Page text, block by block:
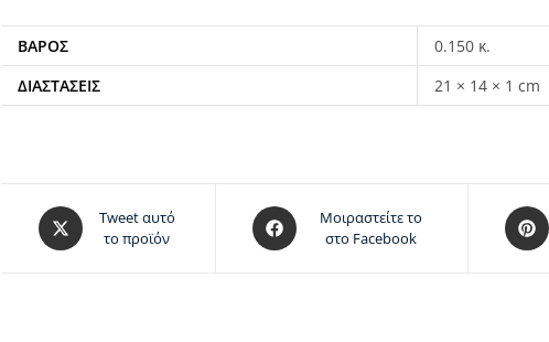
ΒΆΡΟΣ
0.150 κ.
ΔΙΑΣΤΆΣΕΙΣ
21 × 14 × 1 cm
Tweet αυτό
το προϊόν
Μοιραστείτε το
στο Facebook